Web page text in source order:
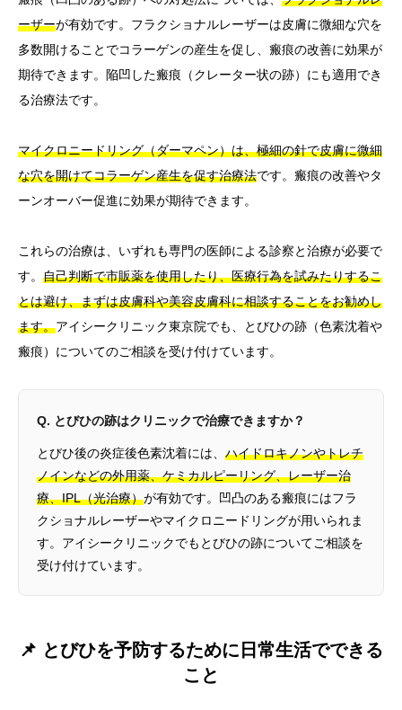
ーザーが有効です。フラクショナルレーザーは皮膚に微細な穴を
多数開けることでコラーゲンの産生を促し、瘢痕の改善に効果が
期待できます。陥凹した瘢痕（クレーター状の跡）にも適用でき
る治療法です。
マイクロニードリング（ダーマペン）は、極細の針で皮膚に微細
な穴を開けてコラーゲン産生を促す治療法です。瘢痕の改善やタ
ーンオーバー促進に効果が期待できます。
これらの治療は、いずれも専門の医師による診察と治療が必要で
す。 自己判断で市販薬を使用したり、医療行為を試みたりするこ
とは避け、まずは皮膚科や美容皮膚科に相談することをお勧めし
ます。アイシークリニック東京院でも、とびひの跡（色素沈着や
瘢痕）についてのご相談を受け付けています。
Q. とびひの跡はクリニックで治療できますか？
とびひ後の炎症後色素沈着には、 ハイドロキノンやトレチ
ノインなどの外用薬、ケミカルピーリング、レーザー治
療、IPL（光治療）が有効です。凹凸のある瘢痕にはフラ
クショナルレーザーやマイクロニードリングが用いられま
す。アイシークリニックでもとびひの跡についてご相談を
受け付けています。
📌 とびひを予防するために日常生活でできる
こと